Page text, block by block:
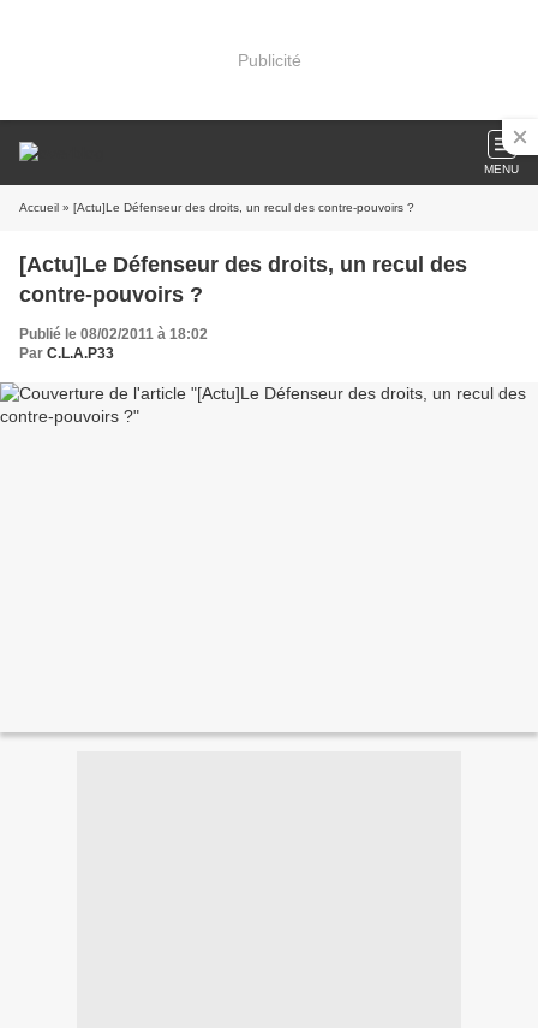
Publicité
MENU
Accueil » [Actu]Le Défenseur des droits, un recul des contre-pouvoirs ?
[Actu]Le Défenseur des droits, un recul des
contre-pouvoirs ?
Publié le 08/02/2011 à 18:02
Par C.L.A.P33